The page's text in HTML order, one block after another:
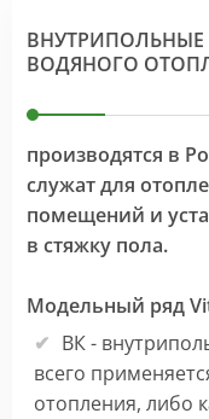
ВНУТРИПОЛЬНЫЕ
ВОДЯНОГО
производятся в
служат для
помещений и
в стяжку пола.
Модельный ряд
ВК -
всего
отопления, либо